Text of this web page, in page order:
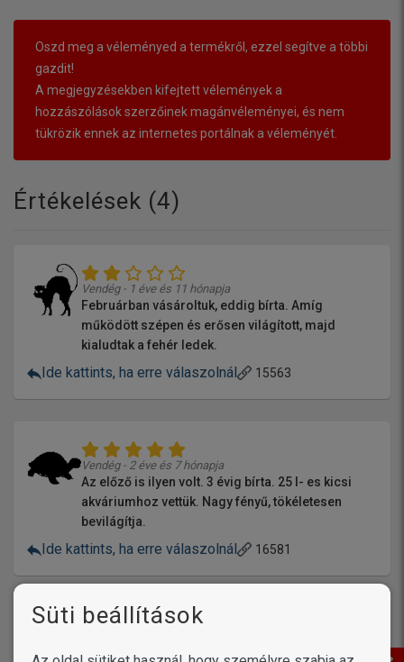
Oszd meg a véleményed a termékről, ezzel segítve a többi
gazdit!
A megjegyzésekben kifejtett vélemények a
hozzászólások szerzőinek magánvéleményei, és nem
tükrözik ennek az internetes portálnak a véleményét.
Értékelések (4)
Vendég - 1 éve és 11 hónapja
Februárban vásároltuk, eddig bírta. Amíg
működött szépen és erősen világított, majd
kialudtak a fehér ledek.
Ide kattints, ha erre válaszolnál 15563
Vendég - 2 éve és 7 hónapja
Az előző is ilyen volt. 3 évig bírta. 25 l- es kicsi
akváriumhoz vettük. Nagy fényű, tökéletesen
bevilágítja.
Ide kattints, ha erre válaszolnál 16581
Nagyon megfelelő, Szép fényű.
Süti beállítások